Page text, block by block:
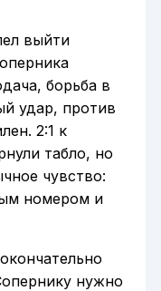
выйти
борьба в
удар, против
2:1 к
табло, но
чувство:
номером и
нужно